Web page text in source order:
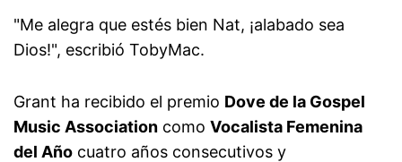
"Me alegra que estés bien Nat, ¡alabado sea
Dios!", escribió TobyMac.
Grant ha recibido el premio Dove de la Gospel
Music Association como Vocalista Femenina
del Año cuatro años consecutivos y